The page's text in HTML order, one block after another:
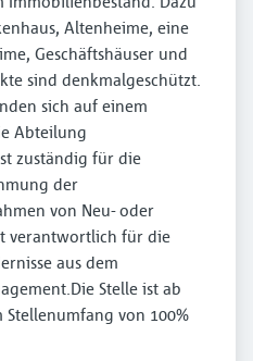
Altenheime, eine
Geschäftshäuser und
sind denkmalgeschützt.
sich auf einem
Abteilung
zuständig für die
der
von Neu- oder
verantwortlich für die
aus dem
Stelle ist ab
von 100%